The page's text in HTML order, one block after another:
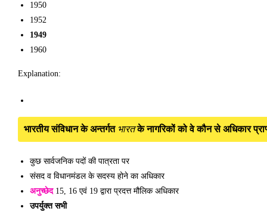
1950
1952
1949
1960
Explanation:
भारतीय संविधान के अन्तर्गत भारतके नागरिकों को वे कौन से अधिकार
कुछ सार्वजनिक पदों की पात्रता पर
संसद व विधानमंडल के सदस्य होने का अधिकार
अनुच्छेद15, 16 एवं 19 द्वारा प्रदत्त मौलिक अधिकार
उपर्युक्त सभी